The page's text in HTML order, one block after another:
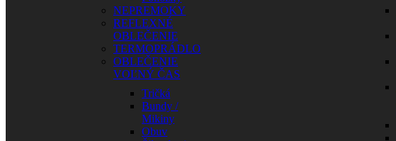
NEPREMOKY
REFLEXNÉ
OBLEČENIE
TERMOPRÁDLO
OBLEČENIE
VOĽNÝ ČAS
Tričká
Bundy /
Mikiny
Obuv